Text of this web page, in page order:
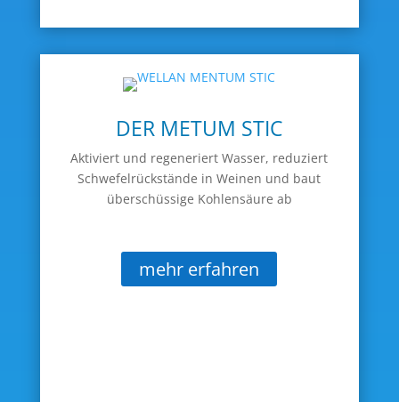
DER METUM STIC
Aktiviert und regeneriert Wasser, reduziert
Schwefelrückstände in Weinen und baut
überschüssige Kohlensäure ab
mehr erfahren